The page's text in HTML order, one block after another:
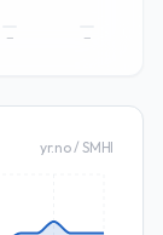
– –
yr.no / SMHI